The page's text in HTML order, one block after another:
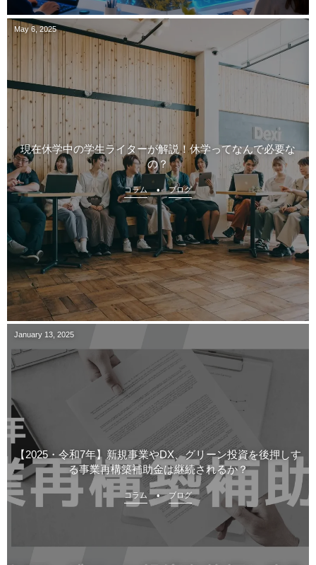
May 6 2025
現在休学中の学生ライターが解説！休学ってなんで必要な
の？
コラム ブログ
January 13 2025
【2025・令和7年】新規事業やDX、グリーン投資を後押しす
る事業再構築補助金は継続されるか？
コラム ブログ